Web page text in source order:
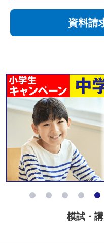
資料請
模試・